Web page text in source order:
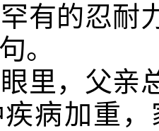
有的忍耐
。
，父亲总
病加重